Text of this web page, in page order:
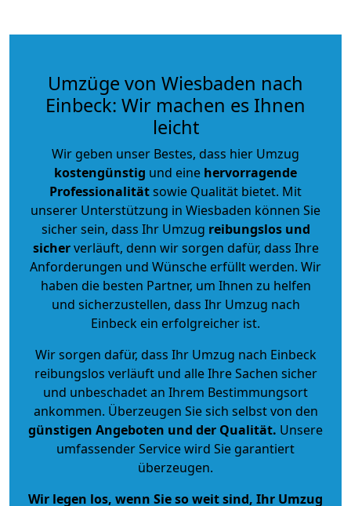
Umzüge von Wiesbaden nach
Einbeck: Wir machen es Ihnen
leicht
Wir geben unser Bestes, dass hier Umzug
kostengünstig und eine hervorragende
Professionalitätsowie Qualität bietet. Mit
unserer Unterstützung in Wiesbaden können Sie
sicher sein, dass Ihr Umzug reibungslos und
sicherverläuft, denn wir sorgen dafür, dass Ihre
Anforderungen und Wünsche erfüllt werden. Wir
haben die besten Partner, um Ihnen zu helfen
und sicherzustellen, dass Ihr Umzug nach
Einbeck ein erfolgreicher ist.
Wir sorgen dafür, dass Ihr Umzug nach Einbeck
reibungslos verläuft und alle Ihre Sachen sicher
und unbeschadet an Ihrem Bestimmungsort
ankommen. Überzeugen Sie sich selbst von den
günstigen Angeboten und der Qualität. Unsere
umfassender Service wird Sie garantiert
überzeugen.
Wir legen los, wenn Sie so weit sind, Ihr Umzug